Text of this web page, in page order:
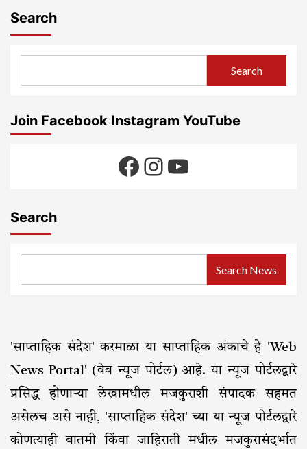
Search
Search
Join Facebook Instagram YouTube
Facebook
Instagram
YouTube
Search
Search News
'साप्ताहिक संदेश' करमाळा या साप्ताहिक अंकाचे हे 'Web
News Portal' (वेब न्यूज पोर्टल) आहे. या न्यूज पोर्टलद्वारे
प्रसिद्ध होणाऱ्या लेखामधील मजकुराशी संपादक सहमत
असेलच असे नाही, 'साप्ताहिक संदेश' च्या या न्यूज पोर्टलद्वारे
कोणत्याही बातमी किंवा जाहिराती मधील मजकुरासंदर्भात